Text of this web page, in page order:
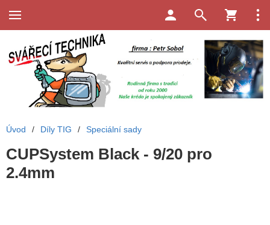
Úvod / Díly TIG / Speciální sady
CUPSystem Black - 9/20 pro
2.4mm